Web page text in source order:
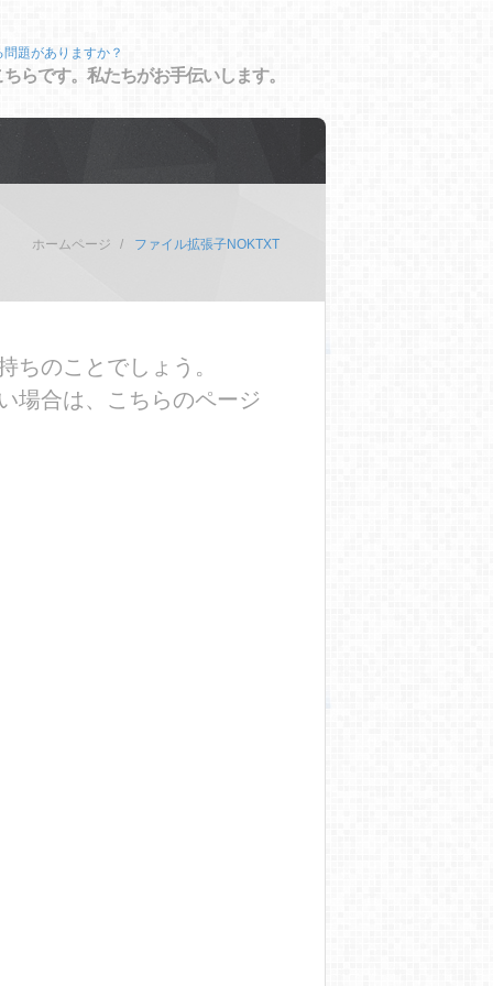
題がありますか？
らです。私たちがお手伝いします。
ホームページ ファイル拡張子NOKTXT
ちのことでしょう。
場合は、こちらのページ